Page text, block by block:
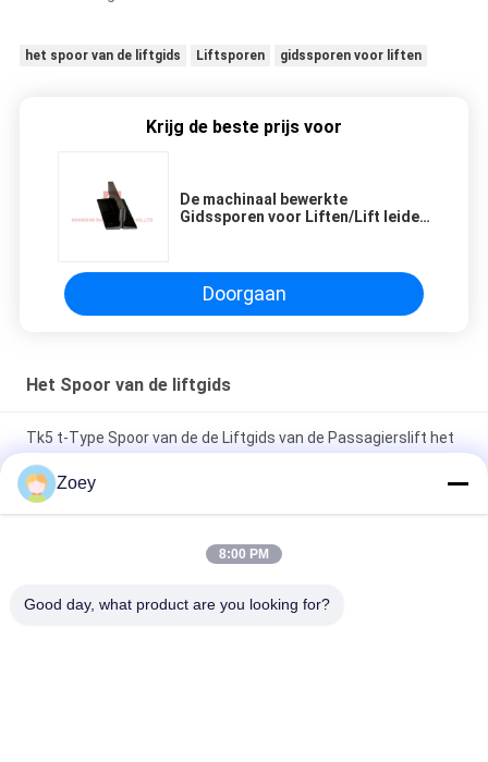
het spoor van de liftgids Liftsporen gidssporen voor liften
Krijg de beste prijs voor
De machinaal bewerkte
Gidssporen voor Liften/Lift leiden
Doorgaan
Het Spoor van de liftgids
Tk5 t-Type Spoor van de de Liftgids van de Passagierslift het
Holle voor Tegengewicht
T Type van de de Liftgids van Elvator Stevige Sporen 9mm
Liftgids voor Passagierslift
Zoey
8:00 PM
Good day, what product are you looking for?